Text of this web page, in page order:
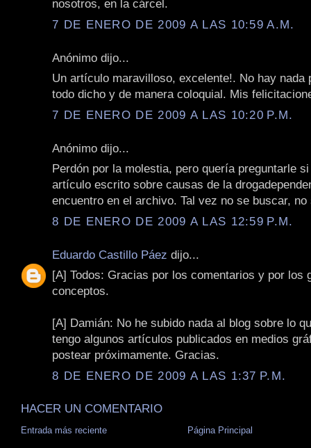
nosotros, en la cárcel.
7 DE ENERO DE 2009 A LAS 10:59 A.M.
Anónimo dijo...
Un artículo maravilloso, excelente!. No hay nada
todo dicho y de manera coloquial. Mis
7 DE ENERO DE 2009 A LAS 10:20 P.M.
Anónimo dijo...
Perdón por la molestia, pero quería preguntarle
artículo escrito sobre causas de la
encuentro en el archivo. Tal vez no se buscar,
8 DE ENERO DE 2009 A LAS 12:59 P.M.
Eduardo Castillo Páez dijo...
[A] Todos: Gracias por los comentarios y por los
conceptos.
[A] Damián: No he subido nada al blog sobre lo
tengo algunos artículos publicados en medios
postear próximamente. Gracias.
8 DE ENERO DE 2009 A LAS 1:37 P.M.
HACER UN COMENTARIO
Entrada más reciente Página Principal